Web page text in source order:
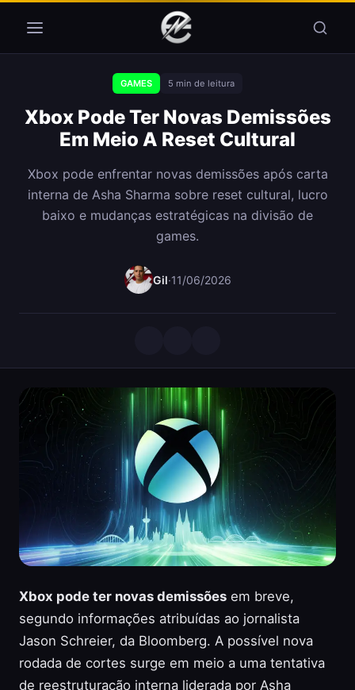
GAMES 5 min de leitura
Xbox Pode Ter Novas Demissões
Em Meio A Reset Cultural
Xbox pode enfrentar novas demissões após carta
interna de Asha Sharma sobre reset cultural, lucro
baixo e mudanças estratégicas na divisão de
games.
Gil·11/06/2026
Xbox pode ter novas demissões em breve,
segundo informações atribuídas ao jornalista
Jason Schreier, da Bloomberg. A possível nova
rodada de cortes surge em meio a uma tentativa
de reestruturação interna liderada por Asha